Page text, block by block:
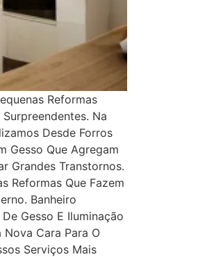
Reformas
Na
Desde Forros
Gesso Que Agregam
Grandes Transtornos.
Reformas Que Fazem
Banheiro
Gesso E Iluminação
Cara Para O
Serviços Mais